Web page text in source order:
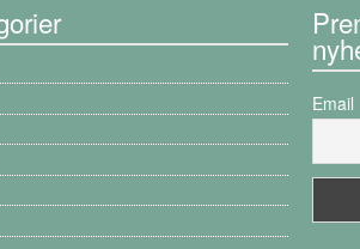
Email